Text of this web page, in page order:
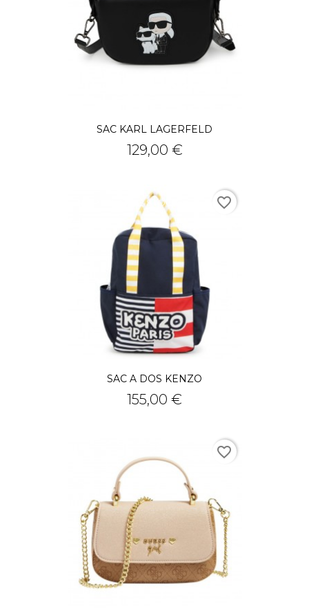
SAC KARL LAGERFELD
Prix
129,00 €
SAC A DOS KENZO
Prix
155,00 €
RUPTURE DE STOCK favorite_border
favorite_border